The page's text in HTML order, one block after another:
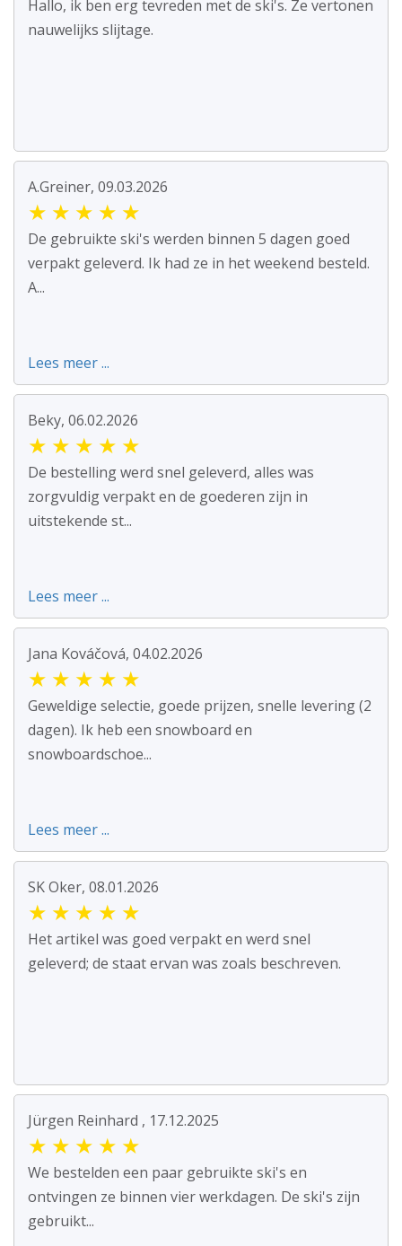
Hallo, ik ben erg tevreden met de ski's. Ze vertonen
nauwelijks slijtage.
A.Greiner, 09.03.2026
★ ★ ★ ★ ★
De gebruikte ski's werden binnen 5 dagen goed
verpakt geleverd. Ik had ze in het weekend besteld.
A...
Lees meer ...
Beky, 06.02.2026
★ ★ ★ ★ ★
De bestelling werd snel geleverd, alles was
zorgvuldig verpakt en de goederen zijn in
uitstekende st...
Lees meer ...
Jana Kováčová, 04.02.2026
★ ★ ★ ★ ★
Geweldige selectie, goede prijzen, snelle levering (2
dagen). Ik heb een snowboard en
snowboardschoe...
Lees meer ...
SK Oker, 08.01.2026
★ ★ ★ ★ ★
Het artikel was goed verpakt en werd snel
geleverd; de staat ervan was zoals beschreven.
Jürgen Reinhard , 17.12.2025
★ ★ ★ ★ ★
We bestelden een paar gebruikte ski's en
ontvingen ze binnen vier werkdagen. De ski's zijn
gebruikt...